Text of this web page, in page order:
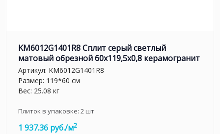
KM6012G1401R8 Сплит серый светлый
матовый обрезной 60x119,5x0,8 керамогранит
Артикул: KM6012G1401R8
Размер: 119*60 см
Вес: 25.08 кг
Плиток в упаковке: 2шт
1 937.36 руб./м2